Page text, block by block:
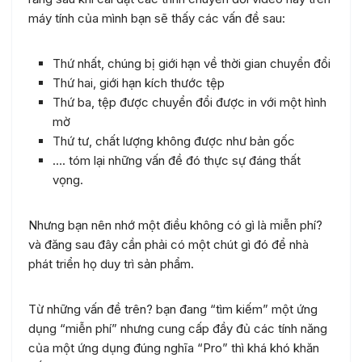
máy tính của mình bạn sẽ thấy các vấn đề sau:
Thứ nhất, chúng bị giới hạn về thời gian chuyển đổi
Thứ hai, giới hạn kích thước tệp
Thứ ba, tệp được chuyển đổi được in với một hình
mờ
Thứ tư, chất lượng không được như bản gốc
…. tóm lại những vấn đề đó thực sự đáng thất
vọng.
Nhưng bạn nên nhớ một điều không có gì là miễn phí?
và đăng sau đây cần phải có một chút gì đó để nhà
phát triển họ duy trì sản phẩm.
Từ những vấn đề trên? bạn đang “tìm kiếm” một ứng
dụng “miễn phí” nhưng cung cấp đầy đủ các tính năng
của một ứng dụng đúng nghĩa “Pro” thì khá khó khăn